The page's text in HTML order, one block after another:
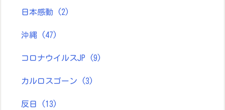
日本感動 (2)
沖縄 (47)
コロナウイルスJP (9)
カルロスゴーン (3)
反日 (13)